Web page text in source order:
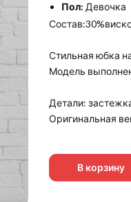
Пол: Девочка
Стильная юбка
Модель
Детали:
Оригинальная
В корзину